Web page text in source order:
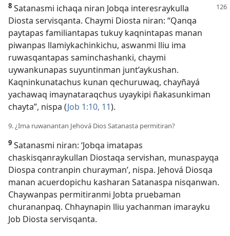
8 Satanasmi ichaqa niran Jobqa interesraykulla
Diosta servisqanta. Chaymi Diosta niran: “Qanqa
paytapas familiantapas tukuy kaqnintapas manan
piwanpas llamiykachinkichu, aswanmi lliu ima
ruwasqantapas saminchashanki, chaymi
uywankunapas suyuntinman junt’aykushan.
Kaqninkunatachus kunan qechuruwaq, chayñayá
yachawaq imaynataraqchus uyaykipi ñakasunkiman
chayta”, nispa (Job 1:10, 11).
9. ¿Ima ruwanantan Jehová Dios Satanasta permitiran?
9 Satanasmi niran: ‘Jobqa imatapas
chaskisqanraykullan Diostaqa servishan, munaspayqa
Diospa contranpin churayman’, nispa. Jehová Diosqa
manan acuerdopichu kasharan Satanaspa nisqanwan.
Chaywanpas permitiranmi Jobta pruebaman
churananpaq. Chhaynapin lliu yachanman imarayku
Job Diosta servisqanta.